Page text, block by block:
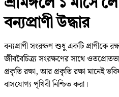
বন্যপ্রাণী উদ্ধার
বন্যপ্রাণী সংরক্ষণ শুধু একটি প্রাণীকে
জীববৈচিত্র্য সংরক্ষণের সাথে
প্রকৃতি রক্ষা, আর প্রকৃতি রক্ষা মানেই
বাসযোগ্য পৃথিবী নিশ্চিত করা।